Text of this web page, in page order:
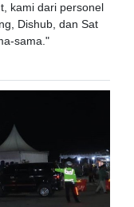
kami dari personel
Dishub, dan Sat
sama."